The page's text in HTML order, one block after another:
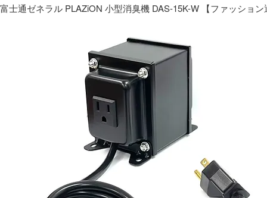
富士通ゼネラル PLAZiON 小型消臭機 DAS-15K-W 【ファッション